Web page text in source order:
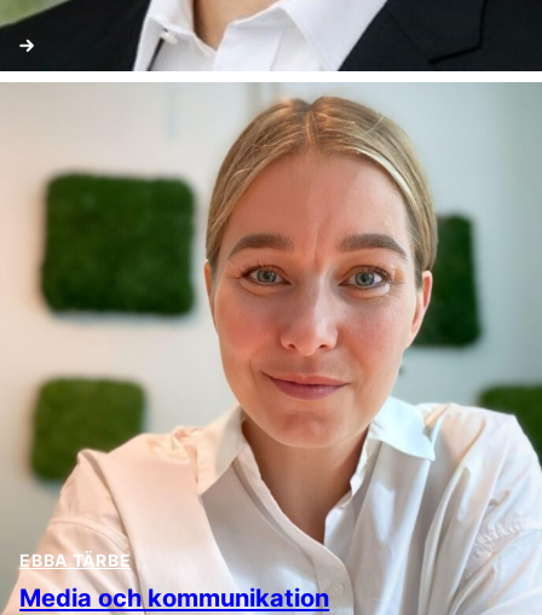
EBBA TÄRBE
Media och kommunikation